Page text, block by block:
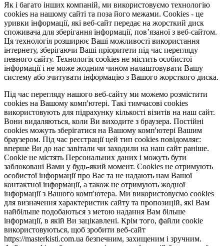
Як і багато інших компаній, ми використовуємо технологію
cookies на нашому сайті та поза його межами. Cookies - це
уривки інформації, які веб-сайт передає на жорсткий диск
споживача для зберігання інформації, пов’язаної з веб-сайтом.
Ця технологія розширює Ваші можливості використання
інтернету, зберігаючи Ваші пріоритети під час перегляду
певного сайту. Технологія cookies не містить особистої
інформації і не може жодним чином налаштовувати Вашу
систему або зчитувати інформацію з Вашого жорсткого диска.
Під час перегляду нашого веб-сайту ми можемо розмістити
cookies на Вашому комп'ютері. Такі тимчасові cookies
використовують для підрахунку кількості візитів на наш сайт.
Вони видаляються, коли Ви виходите з браузера. Постійні
cookies можуть зберігатися на Вашому комп'ютері Вашим
браузером. Під час реєстрації цей тип cookies повідомляє:
вперше Ви до нас завітали чи заходили на наш сайт раніше.
Cookie не містять Персональних даних і можуть бути
заблоковані Вами у будь-який момент. Сookies не отримують
особистої інформації про Вас та не надають нам Вашої
контактної інформації, а також не отримують жодної
інформації з Вашого комп'ютера. Ми використовуємо cookies
для визначення характеристик сайту та пропозицій, які Вам
найбільше подобаються з метою надання Вам більше
інформації, в якій Ви зацікавлені. Крім того, файли cookie
використовуються, щоб зробити веб-сайт
https://masterkisti.com.ua безпечним, захищеним і зручним.